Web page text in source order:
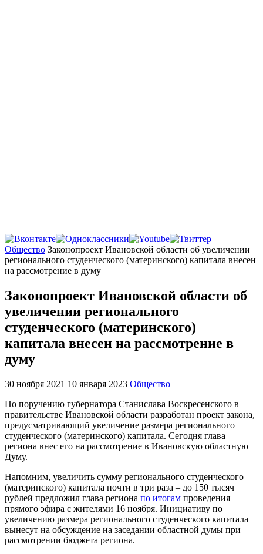
Главная
Общество Законопроект Ивановской области об увеличении
регионального студенческого (материнского) капитала внесен
на рассмотрение в думу
Законопроект Ивановской области об
увеличении регионального
студенческого (материнского)
капитала внесен на рассмотрение в
думу
30 ноября 2021 10 января 2023 Общество
По поручению губернатора Станислава Воскресенского в
правительстве Ивановской области разработан проект закона,
предусматривающий увеличение размера регионального
студенческого (материнского) капитала. Сегодня глава
региона внес его на рассмотрение в Ивановскую областную
Думу.
Напомним, увеличить сумму регионального студенческого
(материнского) капитала почти в три раза – до 150 тысяч
рублей предложил глава региона по итогам проведения
прямого эфира с жителями 16 ноября. Инициативу по
увеличению размера регионального студенческого капитала
вынесут на обсуждение на заседании областной думы при
рассмотрении бюджета региона.